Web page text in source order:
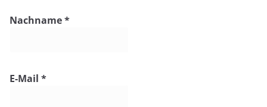
Nachname*
E-Mail *